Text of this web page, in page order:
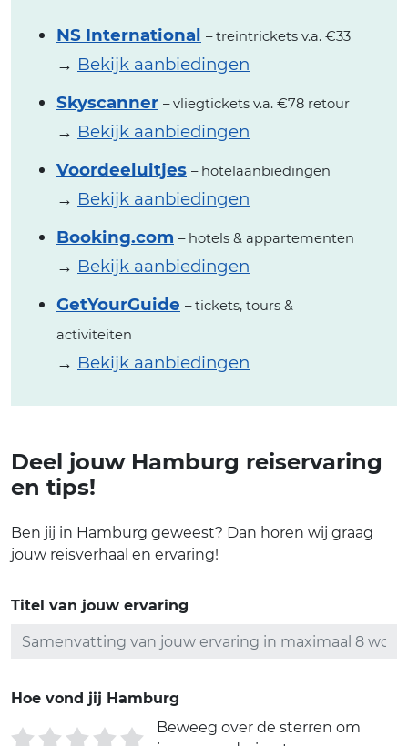
NS International – treintrickets v.a. €33
→ Bekijk aanbiedingen
Skyscanner – vliegtickets v.a. €78 retour
→ Bekijk aanbiedingen
Voordeeluitjes – hotelaanbiedingen
→ Bekijk aanbiedingen
Booking.com – hotels & appartementen
→ Bekijk aanbiedingen
GetYourGuide – tickets, tours &
activiteiten
→ Bekijk aanbiedingen
Deel jouw Hamburg reiservaring
en tips!
Ben jij in Hamburg geweest? Dan horen wij graag
jouw reisverhaal en ervaring!
Titel van jouw ervaring
Hoe vond jij Hamburg
Beweeg over de sterren om